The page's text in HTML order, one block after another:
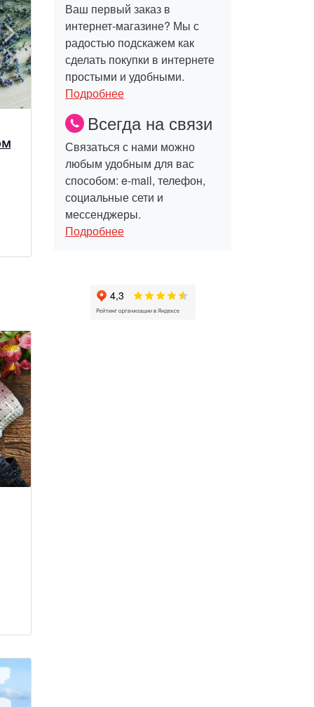
Ваш первый заказ в
интернет-магазине? Мы с
радостью подскажем как
сделать покупки в интернете
простыми и удобными.
Подробнее
Всегда на связи
Связаться с нами можно
любым удобным для вас
способом: e-mail, телефон,
социальные сети и
мессенджеры.
Подробнее